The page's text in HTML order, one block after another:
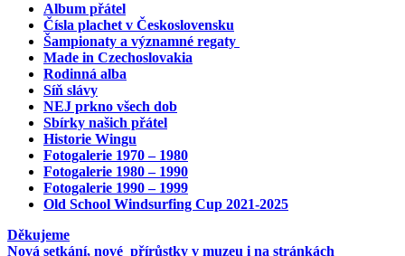
Album přátel
Čísla plachet v Československu
Šampionaty a významné regaty
Made in Czechoslovakia
Rodinná alba
Síň slávy
NEJ prkno všech dob
Sbírky našich přátel
Historie Wingu
Fotogalerie 1970 – 1980
Fotogalerie 1980 – 1990
Fotogalerie 1990 – 1999
Old School Windsurfing Cup 2021-2025
Děkujeme
Nová setkání, nové přírůstky v muzeu i na stránkách